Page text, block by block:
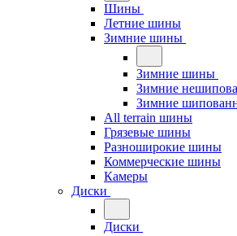
Шины
Летние шины
Зимние шины
Зимние шины
Зимние
Зимние
All terrain шины
Грязевые шины
Разноширокие шины
Коммерческие шины
Камеры
Диски
Диски